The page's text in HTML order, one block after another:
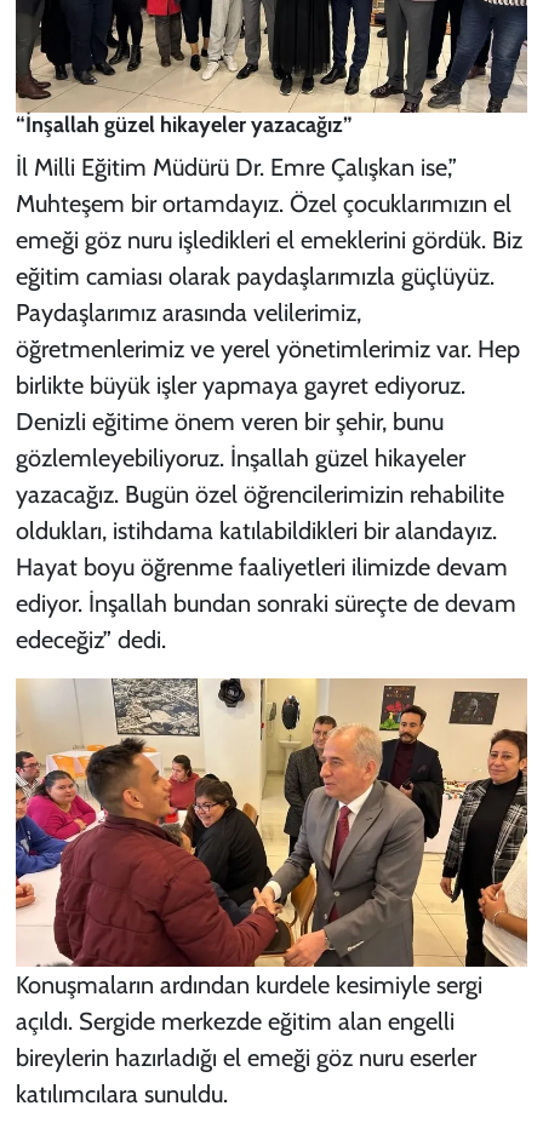
“İnşallah güzel hikayeler yazacağız”
İl Milli Eğitim Müdürü Dr. Emre Çalışkan ise,”
Muhteşem bir ortamdayız. Özel çocuklarımızın el
emeği göz nuru işledikleri el emeklerini gördük. Biz
eğitim camiası olarak paydaşlarımızla güçlüyüz.
Paydaşlarımız arasında velilerimiz,
öğretmenlerimiz ve yerel yönetimlerimiz var. Hep
birlikte büyük işler yapmaya gayret ediyoruz.
Denizli eğitime önem veren bir şehir, bunu
gözlemleyebiliyoruz. İnşallah güzel hikayeler
yazacağız. Bugün özel öğrencilerimizin rehabilite
oldukları, istihdama katılabildikleri bir alandayız.
Hayat boyu öğrenme faaliyetleri ilimizde devam
ediyor. İnşallah bundan sonraki süreçte de devam
edeceğiz” dedi.
Konuşmaların ardından kurdele kesimiyle sergi
açıldı. Sergide merkezde eğitim alan engelli
bireylerin hazırladığı el emeği göz nuru eserler
katılımcılara sunuldu.